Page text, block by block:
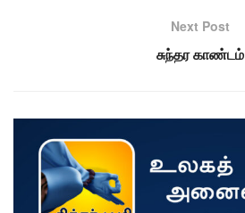
Next Post
சுந்தர காண்டம்